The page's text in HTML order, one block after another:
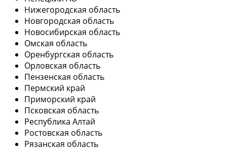
Нижегородская область
Новгородская область
Новосибирская область
Омская область
Оренбургская область
Орловская область
Пензенская область
Пермский край
Приморский край
Псковская область
Республика Алтай
Ростовская область
Рязанская область